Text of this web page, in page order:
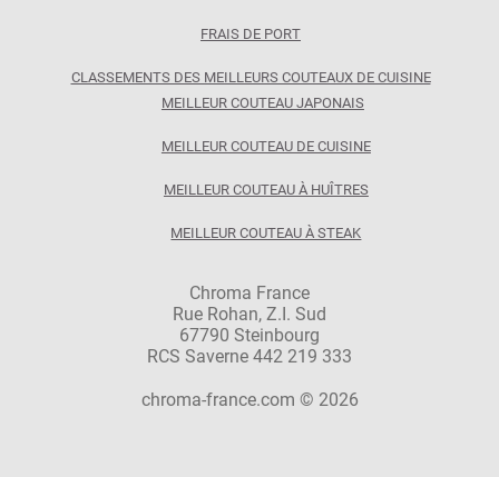
FRAIS DE PORT
CLASSEMENTS DES MEILLEURS COUTEAUX DE CUISINE
MEILLEUR COUTEAU JAPONAIS
MEILLEUR COUTEAU DE CUISINE
MEILLEUR COUTEAU À HUÎTRES
MEILLEUR COUTEAU À STEAK
Chroma France
Rue Rohan, Z.I. Sud
67790 Steinbourg
RCS Saverne 442 219 333
chroma-france.com © 2026